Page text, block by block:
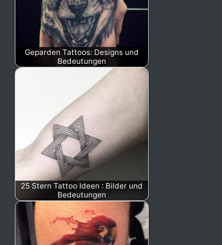
Geparden Tattoos: Designs und
Bedeutungen
25 Stern Tattoo Ideen : Bilder und
Bedeutungen